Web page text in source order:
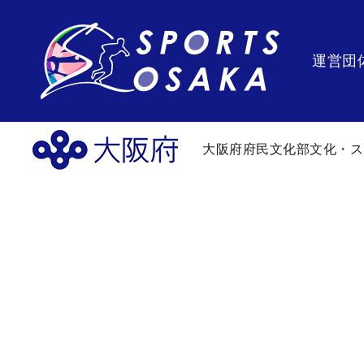
運営団
大阪府府民文化部文化・